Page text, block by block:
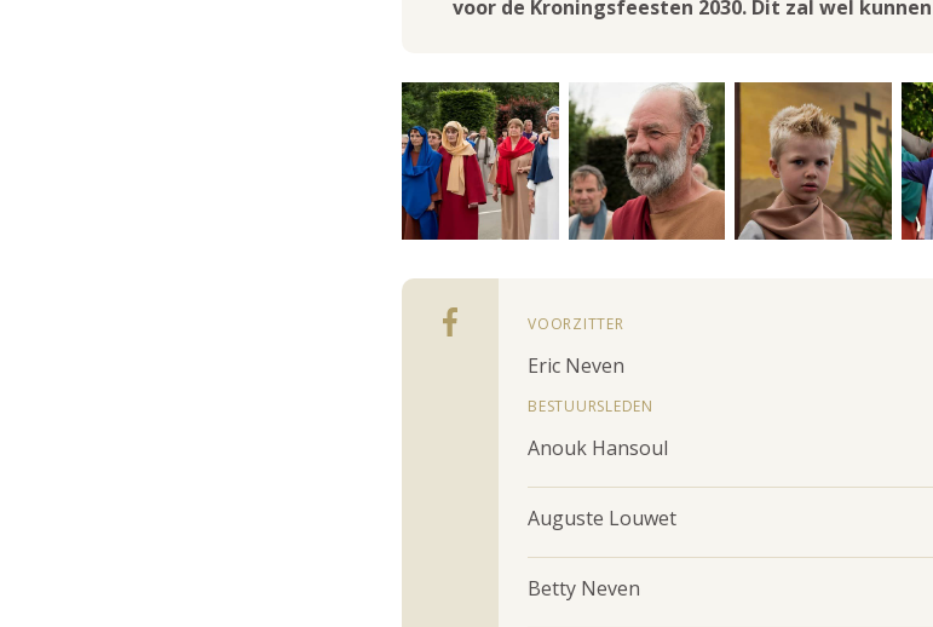
voor de Kroningsfeesten 2030. Dit zal wel
VOORZITTER
Eric Neven
BESTUURSLEDEN
Anouk Hansoul
Auguste Louwet
Betty Neven